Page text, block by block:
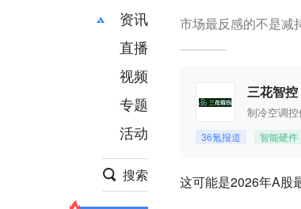
资讯
推荐
财经
项目推荐
安徽
直播
视频
专题
活动
搜索
市场最反感的不是减
三花智控
制冷空调
36氪报道 智能硬件
这可能是2026年A股